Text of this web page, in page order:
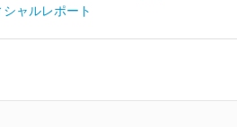
ャルレポート